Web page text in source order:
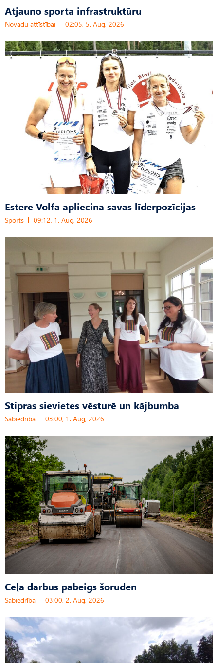
Atjauno sporta infrastruktūru
Novadu attīstībai 02:05, 5. Aug, 2026
Estere Volfa apliecina savas līderpozīcijas
Sports 09:12, 1. Aug, 2026
Stipras sievietes vēsturē un kājbumba
Sabiedrība 03:00, 1. Aug, 2026
Ceļa darbus pabeigs šoruden
Sabiedrība 03:00, 2. Aug, 2026